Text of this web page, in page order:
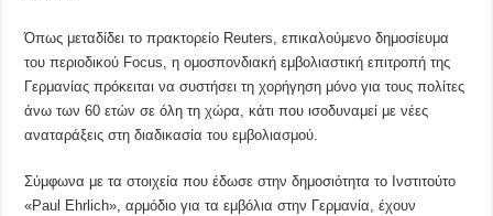
Όπως μεταδίδει το πρακτορείο Reuters, επικαλούμενο δημοσίευμα
του περιοδικού Focus, η ομοσπονδιακή εμβολιαστική επιτροπή της
Γερμανίας πρόκειται να συστήσει τη χορήγηση μόνο για τους πολίτες
άνω των 60 ετών σε όλη τη χώρα, κάτι που ισοδυναμεί με νέες
αναταράξεις στη διαδικασία του εμβολιασμού.
Σύμφωνα με τα στοιχεία που έδωσε στην δημοσιότητα το Ινστιτούτο
«Paul Ehrlich», αρμόδιο για τα εμβόλια στην Γερμανία, έχουν